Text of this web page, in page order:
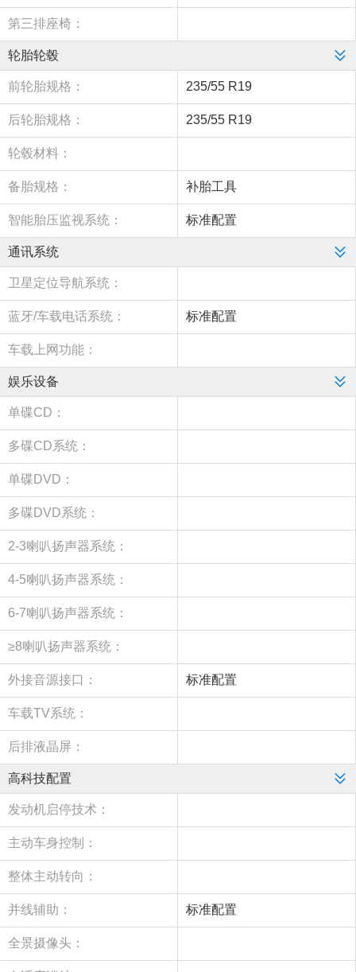
第三排座椅：
轮胎轮毂
前轮胎规格： 235/55 R19
后轮胎规格： 235/55 R19
轮毂材料：
备胎规格： 补胎工具
智能胎压监视系统： 标准配置
通讯系统
卫星定位导航系统：
蓝牙/车载电话系统： 标准配置
车载上网功能：
娱乐设备
单碟CD：
多碟CD系统：
单碟DVD：
多碟DVD系统：
2-3喇叭扬声器系统：
4-5喇叭扬声器系统：
6-7喇叭扬声器系统：
≥8喇叭扬声器系统：
外接音源接口： 标准配置
车载TV系统：
后排液晶屏：
高科技配置
发动机启停技术：
主动车身控制：
整体主动转向：
并线辅助： 标准配置
全景摄像头：